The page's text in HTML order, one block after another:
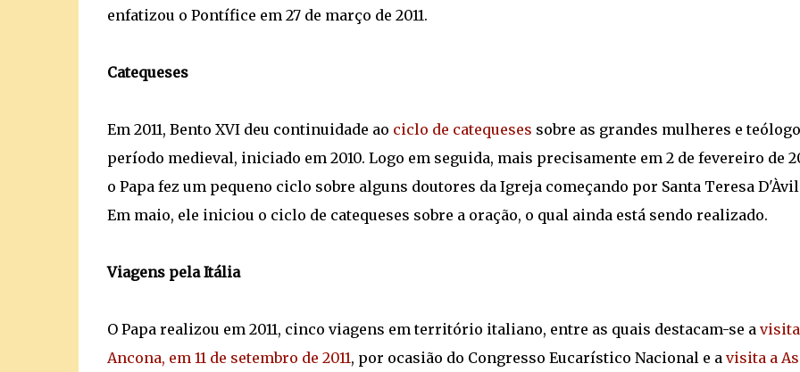
enfatizou o Pontífice em 27 de março de 2011.
Catequeses
Em 2011, Bento XVI deu continuidade ao ciclo de catequeses sobre as grandes mulheres e
período medieval, iniciado em 2010. Logo em seguida, mais precisamente em 2 de fevereiro de
o Papa fez um pequeno ciclo sobre alguns doutores da Igreja começando por Santa Teresa
Em maio, ele iniciou o ciclo de catequeses sobre a oração, o qual ainda está sendo realizado.
Viagens pela Itália
O Papa realizou em 2011, cinco viagens em território italiano, entre as quais destacam-se a
Ancona, em 11 de setembro de 2011, por ocasião do Congresso Eucarístico Nacional e a visita a